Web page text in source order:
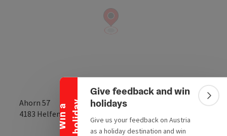
W
i
n
a
h
o
l
i
d
a y
Collapse banner
Give feedback and win
holidays
Give us your feedback on Austria
as a holiday destination and win
Ahorn 57
4183 Helfenberg